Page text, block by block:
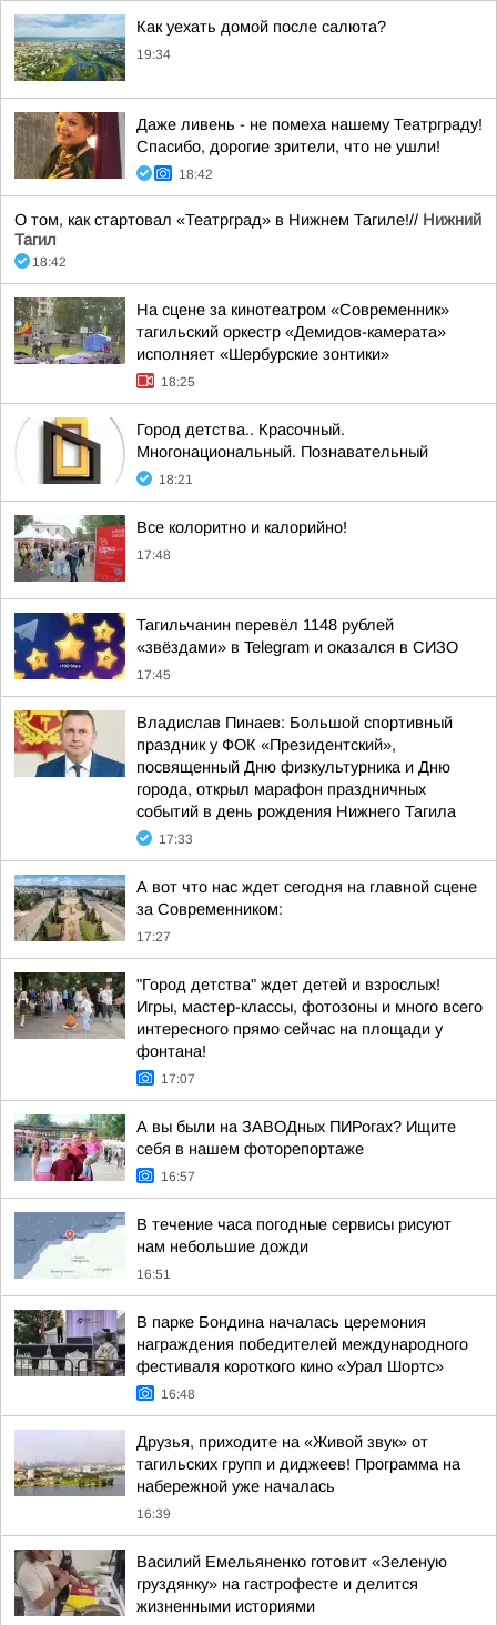
Как уехать домой после салюта?
19:34
Даже ливень - не помеха нашему Театрграду!
Спасибо, дорогие зрители, что не ушли!
18:42
О том, как стартовал «Театрград» в Нижнем Тагиле!// Нижний
Тагил
18:42
На сцене за кинотеатром «Современник»
тагильский оркестр «Демидов-камерата»
исполняет «Шербурские зонтики»
18:25
Город детства.. Красочный.
Многонациональный. Познавательный
18:21
Все колоритно и калорийно!
17:48
Тагильчанин перевёл 1148 рублей
«звёздами» в Telegram и оказался в СИЗО
17:45
Владислав Пинаев: Большой спортивный
праздник у ФОК «Президентский»,
посвященный Дню физкультурника и Дню
города, открыл марафон праздничных
событий в день рождения Нижнего Тагила
17:33
А вот что нас ждет сегодня на главной сцене
за Современником:
17:27
"Город детства" ждет детей и взрослых!
Игры, мастер-классы, фотозоны и много всего
интересного прямо сейчас на площади у
фонтана!
17:07
А вы были на ЗАВОДных ПИРогах? Ищите
себя в нашем фоторепортаже
16:57
В течение часа погодные сервисы рисуют
нам небольшие дожди
16:51
В парке Бондина началась церемония
награждения победителей международного
фестиваля короткого кино «Урал Шортс»
16:48
Друзья, приходите на «Живой звук» от
тагильских групп и диджеев! Программа на
набережной уже началась
16:39
Василий Емельяненко готовит «Зеленую
груздянку» на гастрофесте и делится
жизненными историями